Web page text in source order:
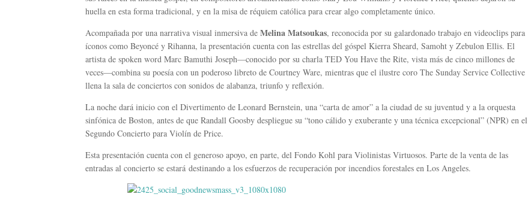
huella en esta forma tradicional, y en la misa de réquiem católica para crear algo completamente único.
Acompañada por una narrativa visual inmersiva de Melina Matsoukas, reconocida por su galardonado trabajo en videoclips para
íconos como Beyoncé y Rihanna, la presentación cuenta con las estrellas del góspel Kierra Sheard, Samoht y Zebulon Ellis. El
artista de spoken word Marc Bamuthi Joseph—conocido por su charla TED You Have the Rite, vista más de cinco millones de
veces—combina su poesía con un poderoso libreto de Courtney Ware, mientras que el ilustre coro The Sunday Service Collective
llena la sala de conciertos con sonidos de alabanza, triunfo y reflexión.
La noche dará inicio con el Divertimento de Leonard Bernstein, una “carta de amor” a la ciudad de su juventud y a la orquesta
sinfónica de Boston, antes de que Randall Goosby despliegue su “tono cálido y exuberante y una técnica excepcional” (NPR) en el
Segundo Concierto para Violín de Price.
Esta presentación cuenta con el generoso apoyo, en parte, del Fondo Kohl para Violinistas Virtuosos. Parte de la venta de las
entradas al concierto se estará destinando a los esfuerzos de recuperación por incendios forestales en Los Angeles.